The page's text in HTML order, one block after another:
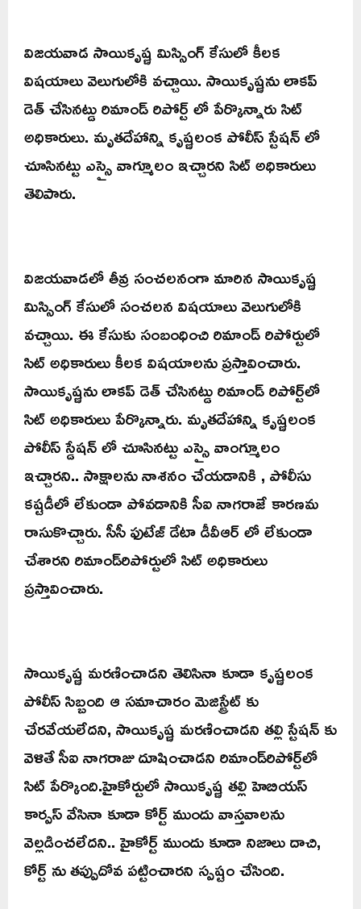
విజయవాడ సాయికృష్ణ మిస్సింగ్ కేసులో కీలక
విషయాలు వెలుగులోకి వచ్చాయి. సాయికృష్ణను లాకప్
డెత్ చేసినట్డు రిమాండ్ రిపోర్ట్ లో పేర్కొన్నారు సిట్
అధికారులు. మృతదేహాన్ని కృష్ణలంక పోలీస్ స్టేషన్ లో
చూసినట్టు ఎస్సై వాగ్మూలం ఇచ్చారని సిట్ అధికారులు
తెలిపారు.
విజయవాడలో తీవ్ర సంచలనంగా మారిన సాయికృష్ణ
మిస్సింగ్ కేసులో సంచలన విషయాలు వెలుగులోకి
వచ్చాయి. ఈ కేసుకు సంబంధించి రిమాండ్ రిపోర్టులో
సిట్ అధికారులు కీలక విషయాలను ప్రస్తావించారు.
సాయికృష్ణను లాకప్ డెత్ చేసినట్డు రిమాండ్ రిపోర్ట్‌లో
సిట్ అధికారులు పేర్కొన్నారు. మృతదేహాన్ని కృష్ణలంక
పోలీస్ స్డేషన్ లో చూసినట్టు ఎస్సై వాంగ్మూలం
ఇచ్చారని.. సాక్షాలను నాశనం చేయడానికి , పోలీసు
కష్టడీలో లేకుండా పోవడానికి సీఐ నాగరాజే కారణమ
రాసుకొచ్చారు. సీసీ ఫుటేజ్ డేటా డీవీఆర్ లో లేకుండా
చేశారని రిమాండ్‌రిపోర్టులో సిట్ అధికారులు
ప్రస్తావించారు.
సాయికృష్ణ మరణించాడని తెలిసినా కూడా కృష్ణలంక
పోలీస్ సిబ్బంది ఆ సమాచారం మెజిస్ట్రేట్ కు
చేరవేయలేదని, సాయికృష్ణ మరణించాడని తల్లి స్టేషన్ కు
వెళితే సీఐ నాగరాజు దూషించాడని రిమాండ్‌రిపోర్ట్‌లో
సిట్ పేర్కొంది.హైకోర్టులో సాయికృష్ణ తల్లి హెబియస్
కార్పస్ వేసినా కూడా కోర్ట్ ముందు వాస్తవాలను
వెల్లడించలేదని.. హైకోర్ట్ ముందు కూడా నిజాలు దాచి,
కోర్ట్ ను తప్పుదోవ పట్టించారని స్పష్టం చేసింది.